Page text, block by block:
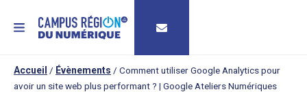
MENU
Accueil / Évènements / Comment utiliser Google Analytics pour
avoir un site web plus performant ? | Google Ateliers Numériques